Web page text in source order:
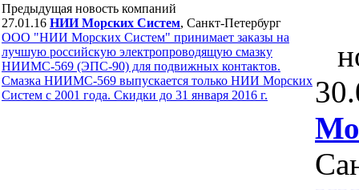
Предыдущая новость компаний
27.01.16 НИИ Морских Систем, Санкт-Петербург
ООО "НИИ Морских Систем" принимает заказы на
лучшую российскую электропроводящую смазку
НИИМС-569 (ЭПС-90) для подвижных контактов.
Смазка НИИМС-569 выпускается только НИИ Морских
Систем с 2001 года. Скидки до 31 января 2016 г.